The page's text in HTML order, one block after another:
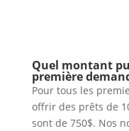
Quel montant
première
Pour tous les
offrir des prêts de
sont de 750$. Nos